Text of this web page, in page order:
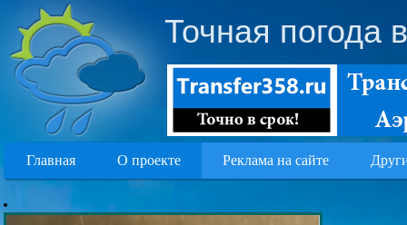
Точная погода
Главная О проекте Реклама на сайте